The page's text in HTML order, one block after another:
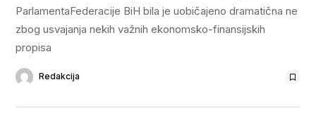
ParlamentaFederacije BiH bila je uobičajeno dramatična ne
zbog usvajanja nekih važnih ekonomsko-finansijskih
propisa
Redakcija